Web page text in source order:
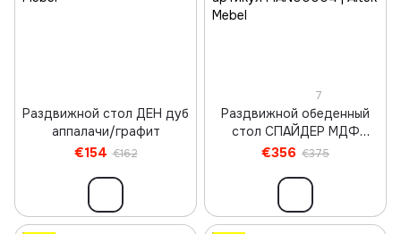
Раздвижной стол ДЕН дуб
аппалачи/графит
€154 €162
7
Раздвижной обеденный
стол СПАЙДЕР МДФ
Грецкий Орех/Черный
€356 €375